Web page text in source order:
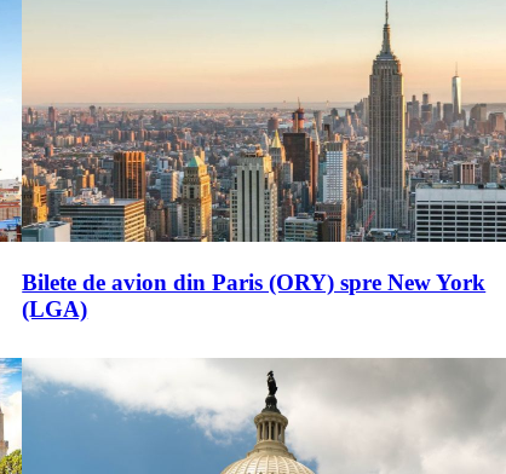
Bilete de avion din Paris (ORY) spre New York
(LGA)